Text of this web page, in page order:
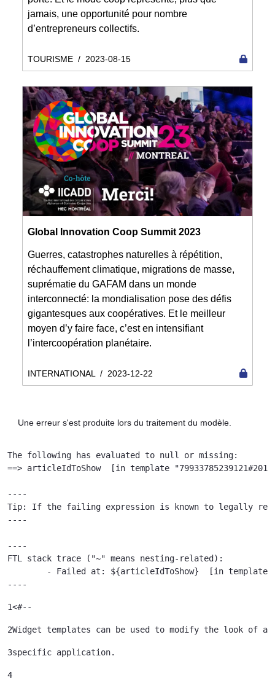
jamais, une opportunité pour nombre
d’entrepreneurs collectifs.
TOURISME / 2023-08-15
Global Innovation Coop Summit 2023
Guerres, catastrophes naturelles à répétition,
réchauffement climatique, migrations de masse,
suprématie du GAFAM dans un monde
interconnecté: la mondialisation pose des défis
gigantesques aux coopératives. Et le meilleur
moyen d’y faire face, c’est en intensifiant
l’intercoopération planétaire.
INTERNATIONAL / 2023-12-22
Une erreur s'est produite lors du traitement du modèle.
The following has evaluated to null or missing:
==> articleIdToShow  [in template
----
Tip: If the failing expression is known to legally refer
----
----
FTL stack trace ("~" means nesting-related):
----
1<#--
2Widget templates can be used to modify the look of a
3specific application.
4